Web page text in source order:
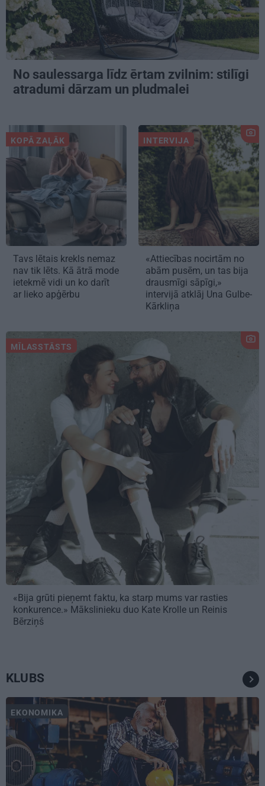
No saulessarga līdz ērtam zvilnim: stilīgi
atradumi dārzam un pludmalei
KOPĀ ZAĻĀK
Tavs lētais krekls nemaz
nav tik lēts. Kā ātrā mode
ietekmē vidi un ko darīt
ar lieko apģērbu
INTERVIJA
«Attiecības nocirtām no
abām pusēm, un tas bija
drausmīgi sāpīgi,»
intervijā atklāj Una Gulbe-
Kārkliņa
MĪLASSTĀSTS
«Bija grūti pieņemt faktu, ka starp mums var rasties
konkurence.» Mākslinieku duo Kate Krolle un Reinis
Bērziņš
KLUBS
EKONOMIKA